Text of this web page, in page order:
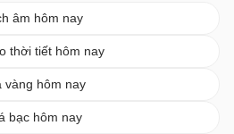
âm hôm nay
thời tiết hôm nay
vàng hôm nay
bạc hôm nay